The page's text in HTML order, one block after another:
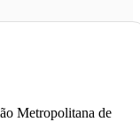
Metropolitana de